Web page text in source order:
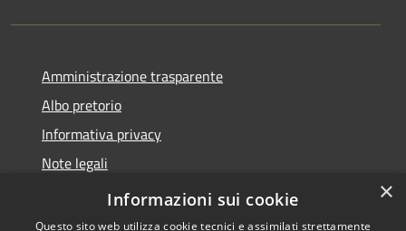
Amministrazione trasparente
Albo pretorio
Informativa privacy
Note legali
Dichiarazione di accessibilità
×
Informazioni sui cookie
Questo sito web utilizza cookie tecnici e assimilati strettamente